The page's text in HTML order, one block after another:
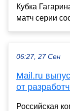
Кубка
матч серии
06:27, 27 Сен
Mail.ru
от
Российская